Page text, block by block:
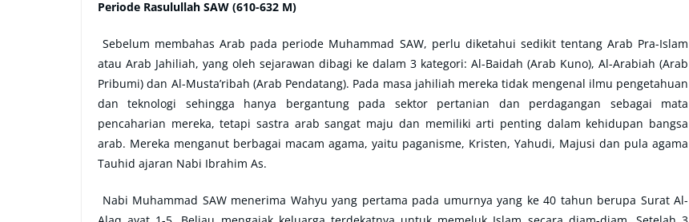
Periode Rasulullah SAW (610-632 M)
Sebelum membahas Arab pada periode Muhammad SAW, perlu diketahui sedikit tentang Arab Pra-Islam
atau Arab Jahiliah, yang oleh sejarawan dibagi ke dalam 3 kategori: Al-Baidah (Arab Kuno), Al-Arabiah (Arab
Pribumi) dan Al-Musta’ribah (Arab Pendatang). Pada masa jahiliah mereka tidak mengenal ilmu pengetahuan
dan teknologi sehingga hanya bergantung pada sektor pertanian dan perdagangan sebagai mata
pencaharian mereka, tetapi sastra arab sangat maju dan memiliki arti penting dalam kehidupan bangsa
arab. Mereka menganut berbagai macam agama, yaitu paganisme, Kristen, Yahudi, Majusi dan pula agama
Tauhid ajaran Nabi Ibrahim As.
Nabi Muhammad SAW menerima Wahyu yang pertama pada umurnya yang ke 40 tahun berupa Surat Al-